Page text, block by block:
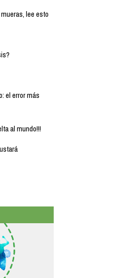
lee esto
el error más
al mundo!!!